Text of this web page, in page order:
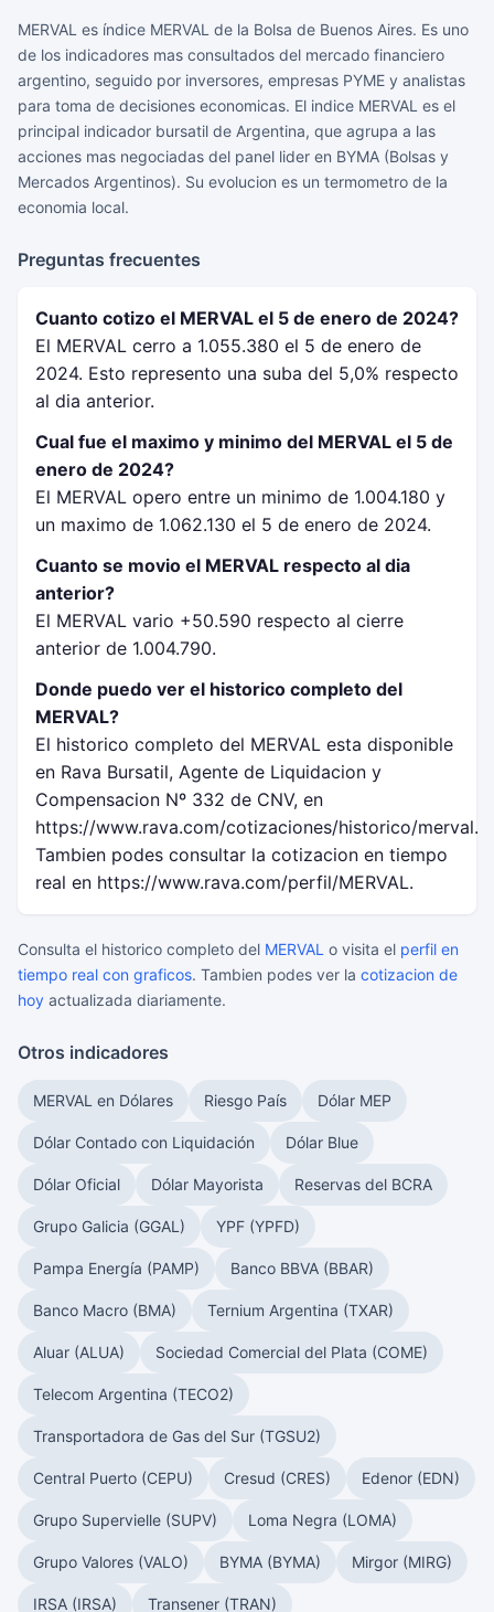
MERVAL es índice MERVAL de la Bolsa de Buenos Aires. Es uno
de los indicadores mas consultados del mercado financiero
argentino, seguido por inversores, empresas PYME y analistas
para toma de decisiones economicas. El indice MERVAL es el
principal indicador bursatil de Argentina, que agrupa a las
acciones mas negociadas del panel lider en BYMA (Bolsas y
Mercados Argentinos). Su evolucion es un termometro de la
economia local.
Preguntas frecuentes
Cuanto cotizo el MERVAL el 5 de enero de 2024?
El MERVAL cerro a 1.055.380 el 5 de enero de
2024. Esto represento una suba del 5,0% respecto
al dia anterior.
Cual fue el maximo y minimo del MERVAL el 5 de
enero de 2024?
El MERVAL opero entre un minimo de 1.004.180 y
un maximo de 1.062.130 el 5 de enero de 2024.
Cuanto se movio el MERVAL respecto al dia
anterior?
El MERVAL vario +50.590 respecto al cierre
anterior de 1.004.790.
Donde puedo ver el historico completo del
MERVAL?
El historico completo del MERVAL esta disponible
en Rava Bursatil, Agente de Liquidacion y
Compensacion Nº 332 de CNV, en
https://www.rava.com/cotizaciones/historico/merval.
Tambien podes consultar la cotizacion en tiempo
real en https://www.rava.com/perfil/MERVAL.
Consulta el historico completo del MERVAL o visita el perfil en
tiempo real con graficos. Tambien podes ver la cotizacion de
hoy actualizada diariamente.
Otros indicadores
MERVAL en Dólares Riesgo País Dólar MEP
Dólar Contado con Liquidación Dólar Blue
Dólar Oficial Dólar Mayorista Reservas del BCRA
Grupo Galicia (GGAL) YPF (YPFD)
Pampa Energía (PAMP) Banco BBVA (BBAR)
Banco Macro (BMA) Ternium Argentina (TXAR)
Aluar (ALUA) Sociedad Comercial del Plata (COME)
Telecom Argentina (TECO2)
Transportadora de Gas del Sur (TGSU2)
Central Puerto (CEPU) Cresud (CRES) Edenor (EDN)
Grupo Supervielle (SUPV) Loma Negra (LOMA)
Grupo Valores (VALO) BYMA (BYMA) Mirgor (MIRG)
IRSA (IRSA) Transener (TRAN)